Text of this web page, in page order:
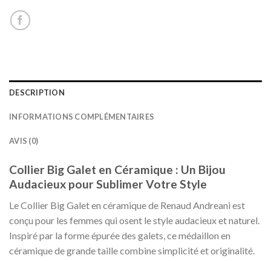
DESCRIPTION
INFORMATIONS COMPLÉMENTAIRES
AVIS (0)
Collier Big Galet en Céramique : Un Bijou
Audacieux pour Sublimer Votre Style
Le Collier Big Galet en céramique de Renaud Andreani est
conçu pour les femmes qui osent le style audacieux et naturel.
Inspiré par la forme épurée des galets, ce médaillon en
céramique de grande taille combine simplicité et originalité.